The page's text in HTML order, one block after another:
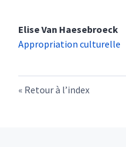
Elise Van Haesebroeck
Appropriation culturelle
Retour à l’index